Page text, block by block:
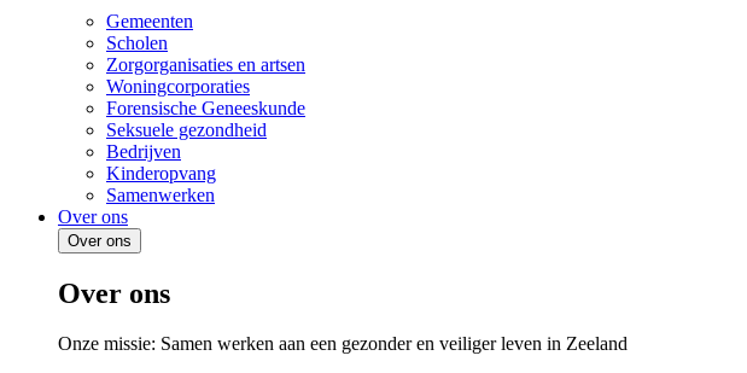
Gemeenten
Scholen
Zorgorganisaties en artsen
Woningcorporaties
Forensische Geneeskunde
Seksuele gezondheid
Bedrijven
Kinderopvang
Samenwerken
Over ons
Over ons
Over ons
Onze missie: Samen werken aan een gezonder en veiliger leven in Zeeland